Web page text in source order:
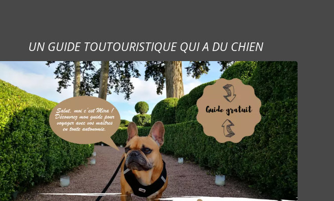
UN GUIDE TOUTOURISTIQUE QUI A DU CHIEN